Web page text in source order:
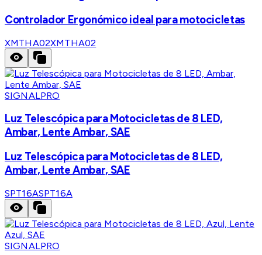
Controlador Ergonómico ideal para motocicletas
XMTHA02XMTHA02
SIGNALPRO
Luz Telescópica para Motocicletas de 8 LED,
Ambar, Lente Ambar, SAE
Luz Telescópica para Motocicletas de 8 LED,
Ambar, Lente Ambar, SAE
SPT16ASPT16A
SIGNALPRO